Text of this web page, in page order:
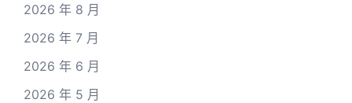
2026 年 8 月
2026 年 7 月
2026 年 6 月
2026 年 5 月